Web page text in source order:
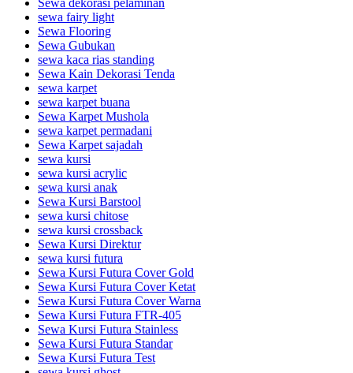
Sewa dekorasi pelaminan
sewa fairy light
Sewa Flooring
Sewa Gubukan
sewa kaca rias standing
Sewa Kain Dekorasi Tenda
sewa karpet
sewa karpet buana
Sewa Karpet Mushola
sewa karpet permadani
Sewa Karpet sajadah
sewa kursi
sewa kursi acrylic
sewa kursi anak
Sewa Kursi Barstool
sewa kursi chitose
sewa kursi crossback
Sewa Kursi Direktur
sewa kursi futura
Sewa Kursi Futura Cover Gold
Sewa Kursi Futura Cover Ketat
Sewa Kursi Futura Cover Warna
Sewa Kursi Futura FTR-405
Sewa Kursi Futura Stainless
Sewa Kursi Futura Standar
Sewa Kursi Futura Test